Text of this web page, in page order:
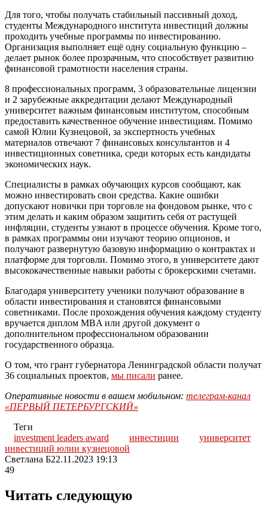
Для того, чтобы получать стабильный пассивный доход,
студенты Международного института инвестиций должны
проходить учебные программы по инвестированию.
Организация выполняет ещё одну социальную функцию –
делает рынок более прозрачным, что способствует развитию
финансовой грамотности населения страны.
8 профессиональных программ, 3 образовательные лицензии
и 2 зарубежные аккредитации делают Международный
университет важным финансовым институтом, способным
предоставить качественное обучение инвестициям. Помимо
самой Юлии Кузнецовой, за экспертность учебных
материалов отвечают 7 финансовых консультантов и 4
инвестиционных советника, среди которых есть кандидаты
экономических наук.
Специалисты в рамках обучающих курсов сообщают, как
можно инвестировать свои средства. Какие ошибки
допускают новички при торговле на фондовом рынке, что с
этим делать и каким образом защитить себя от растущей
инфляции, студенты узнают в процессе обучения. Кроме того,
в рамках программы они изучают теорию опционов, и
получают развернутую базовую информацию о контрактах и
платформе для торговли. Помимо этого, в университете дают
высококачественные навыки работы с брокерскими счетами.
Благодаря университету ученики получают образование в
области инвестирования и становятся финансовыми
советниками. После прохождения обучения каждому студенту
вручается диплом MBA или другой документ о
дополнительном профессиональном образовании
государственного образца.
О том, что грант губернатора Ленинградской области получат
36 социальных проектов, мы писали ранее.
Оперативные новости в вашем мобильном: телеграм-канал
«ПЕРВЫЙ ПЕТЕРБУРГСКИЙ»
Теги
investment leaders award
инвестиции
университет
инвестиций юлии кузнецовой
Светлана Б22.11.2023 19:13
49
Читать следующую